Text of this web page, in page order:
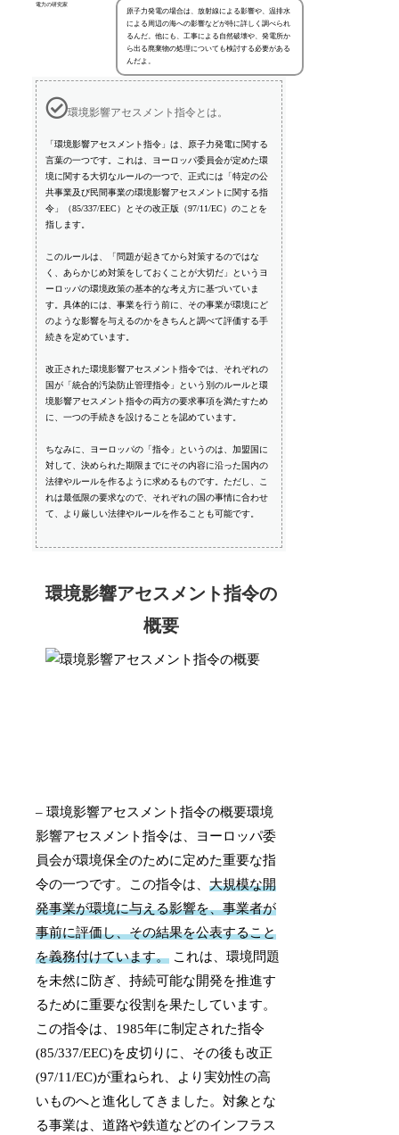
電力の研究家
原子力発電の場合は、放射線による影響や、温排水
による周辺の海への影響などが特に詳しく調べられ
るんだ。他にも、工事による自然破壊や、発電所か
ら出る廃棄物の処理についても検討する必要がある
んだよ。
環境影響アセスメント指令とは。
「環境影響アセスメント指令」は、原子力発電に関する
言葉の一つです。これは、ヨーロッパ委員会が定めた環
境に関する大切なルールの一つで、正式には「特定の公
共事業及び民間事業の環境影響アセスメントに関する指
令」（85/337/EEC）とその改正版（97/11/EC）のことを
指します。
このルールは、「問題が起きてから対策するのではな
く、あらかじめ対策をしておくことが大切だ」というヨ
ーロッパの環境政策の基本的な考え方に基づいていま
す。具体的には、事業を行う前に、その事業が環境にど
のような影響を与えるのかをきちんと調べて評価する手
続きを定めています。
改正された環境影響アセスメント指令では、それぞれの
国が「統合的汚染防止管理指令」という別のルールと環
境影響アセスメント指令の両方の要求事項を満たすため
に、一つの手続きを設けることを認めています。
ちなみに、ヨーロッパの「指令」というのは、加盟国に
対して、決められた期限までにその内容に沿った国内の
法律やルールを作るように求めるものです。ただし、こ
れは最低限の要求なので、それぞれの国の事情に合わせ
て、より厳しい法律やルールを作ることも可能です。
環境影響アセスメント指令の
概要
– 環境影響アセスメント指令の概要環境
影響アセスメント指令は、ヨーロッパ委
員会が環境保全のために定めた重要な指
令の一つです。この指令は、大規模な開
発事業が環境に与える影響を、事業者が
事前に評価し、その結果を公表すること
を義務付けています。 これは、環境問題
を未然に防ぎ、持続可能な開発を推進す
るために重要な役割を果たしています。
この指令は、1985年に制定された指令
(85/337/EEC)を皮切りに、その後も改正
(97/11/EC)が重ねられ、より実効性の高
いものへと進化してきました。対象とな
る事業は、道路や鉄道などのインフラス